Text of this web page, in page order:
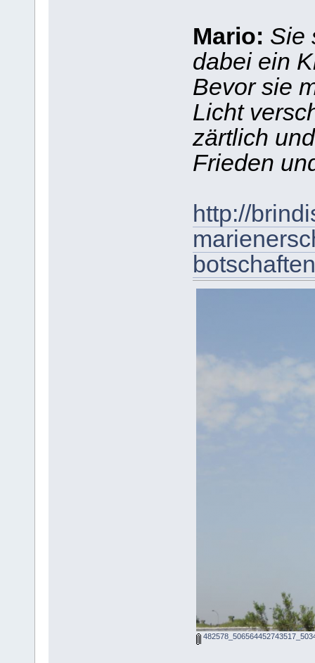
Mario: Sie
dabei ein
Bevor sie
Licht
zärtlich
Frieden
http://